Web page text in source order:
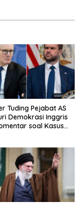
Tuding Pejabat AS
Demokrasi Inggris
soal Kasus